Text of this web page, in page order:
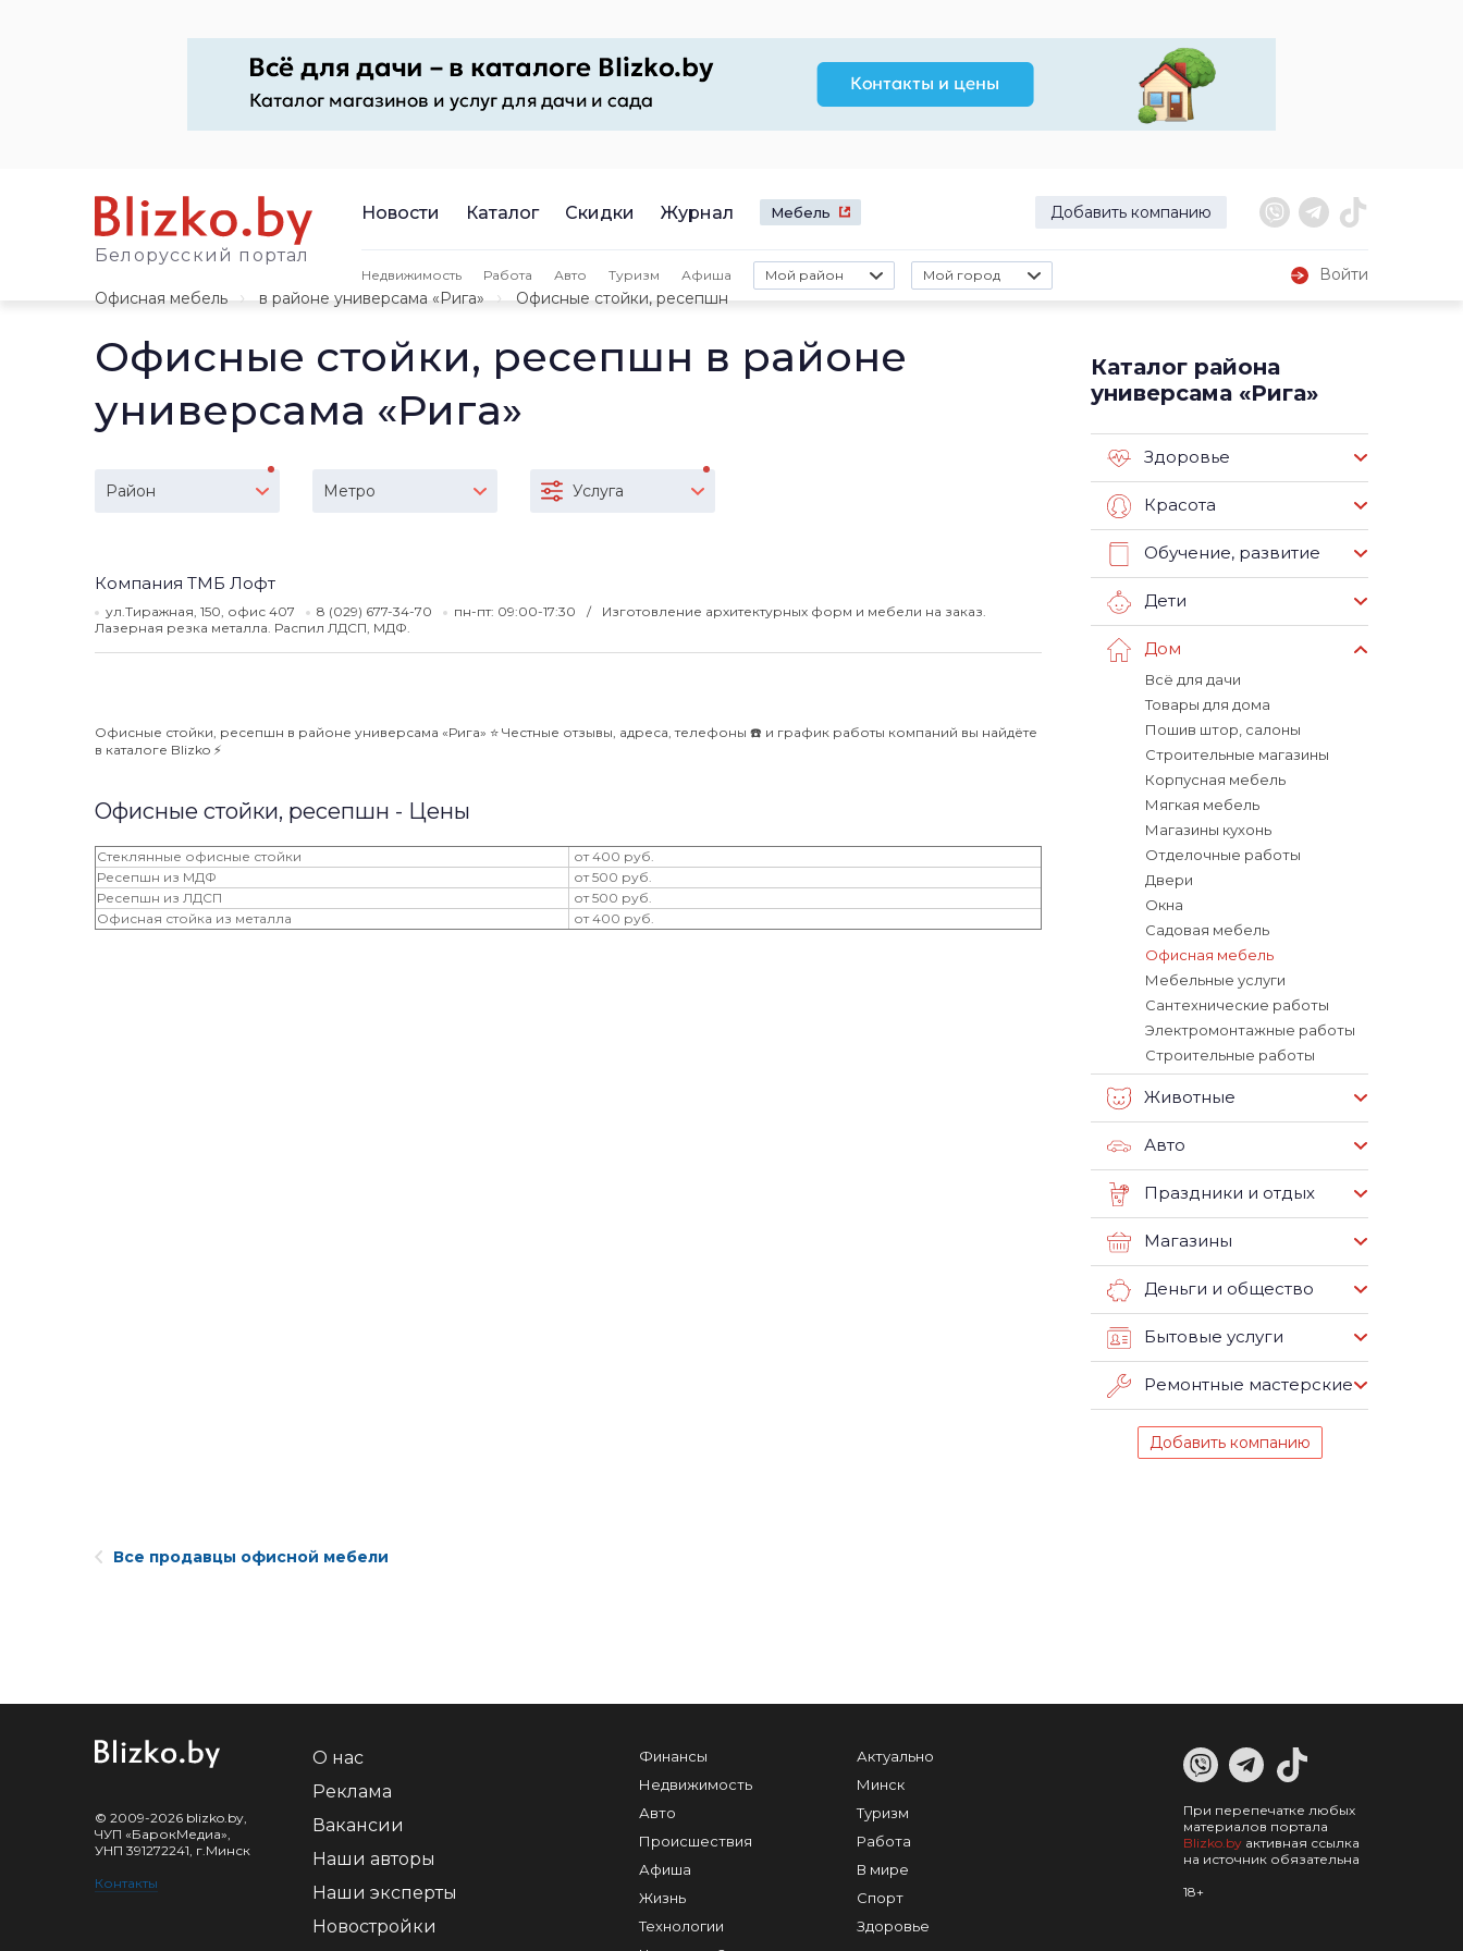
Белорусский портал
Новости Каталог Скидки Журнал Мебель Добавить компанию
Недвижимость Работа Авто Туризм Афиша Мой район Мой город
Войти
Офисная мебель
в районе универсама «Рига» Офисные стойки, ресепшн
Офисные стойки, ресепшн в районе
универсама «Рига»
Район Метро Услуга
Компания ТМБ Лофт
ул.Тиражная, 150, офис 407 8 (029) 677-34-70 пн-пт: 09:00-17:30
Изготовление архитектурных форм и мебели на заказ.
Лазерная резка металла. Распил ЛДСП, МДФ.
Офисные стойки, ресепшн в районе универсама «Рига» ⭐️ Честные отзывы, адреса, телефоны ☎️ и график работы компаний вы найдёте
в каталоге Blizko ⚡️
Офисные стойки, ресепшн - Цены
Стеклянные офисные стойки
от 400 руб.
Ресепшн из МДФ
от 500 руб.
Ресепшн из ЛДСП
от 500 руб.
Офисная стойка из металла
от 400 руб.
Каталог района
универсама «Рига»
Здоровье
Красота
Обучение, развитие
Дети
Дом
Всё для дачи
Товары для дома
Пошив штор, салоны
Строительные магазины
Корпусная мебель
Мягкая мебель
Магазины кухонь
Отделочные работы
Двери
Окна
Садовая мебель
Офисная мебель
Мебельные услуги
Сантехнические работы
Электромонтажные работы
Строительные работы
Животные
Авто
Праздники и отдых
Магазины
Деньги и общество
Бытовые услуги
Ремонтные мастерские
Добавить компанию
Все продавцы офисной мебели
© 2009-2026 blizko.by,
ЧУП «БарокМедиа»,
УНП 391272241, г.Минск
Контакты
О нас
Реклама
Вакансии
Наши авторы
Наши эксперты
Новостройки
Финансы
Недвижимость
Авто
Происшествия
Афиша
Жизнь
Технологии
Актуально
Минск
Туризм
Работа
В мире
Спорт
Здоровье
При перепечатке любых
материалов портала
Blizko.by активная ссылка
на источник обязательна
18+